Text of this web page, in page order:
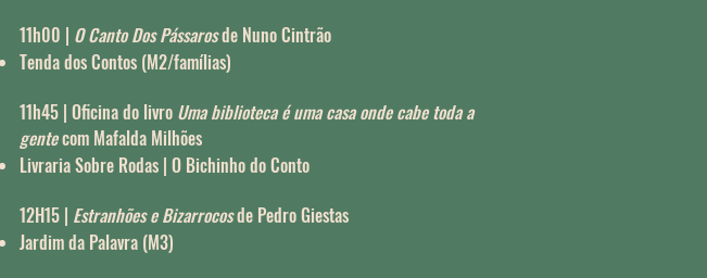
11h00 | O Canto Dos Pássarosde Nuno Cintrão
Tenda dos Contos (M2/famílias)
11h45 | Oficina do livro Uma biblioteca é uma casa onde cabe toda a
gentecom Mafalda Milhões
Livraria Sobre Rodas | O Bichinho do Conto
12H15 | Estranhões e Bizarrocosde Pedro Giestas
Jardim da Palavra (M3)